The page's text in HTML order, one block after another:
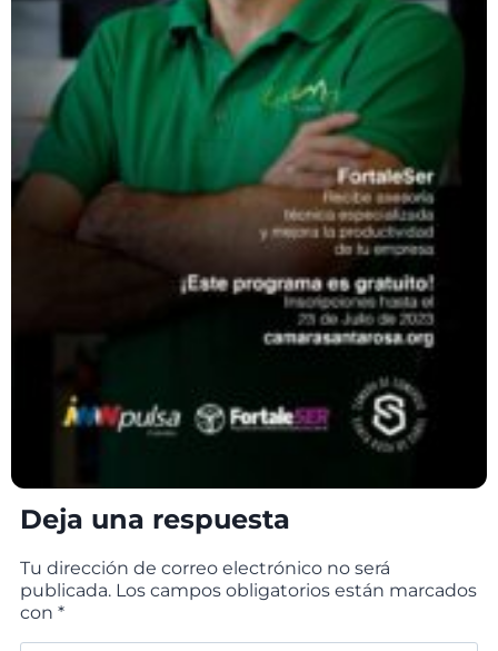
Deja una respuesta
Tu dirección de correo electrónico no será
publicada. Los campos obligatorios están marcados
con *